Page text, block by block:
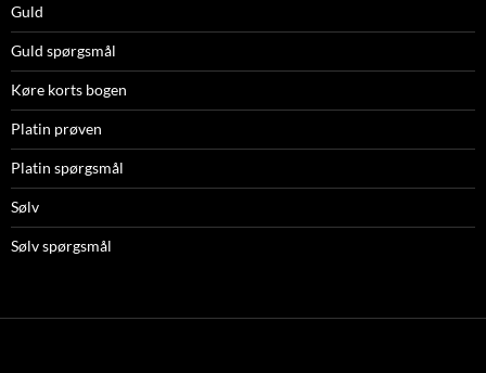
Guld
Guld spørgsmål
Køre korts bogen
Platin prøven
Platin spørgsmål
Sølv
Sølv spørgsmål